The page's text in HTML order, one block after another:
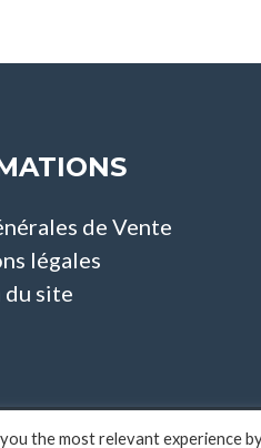
de Vente
légales
du site
the most relevant experience